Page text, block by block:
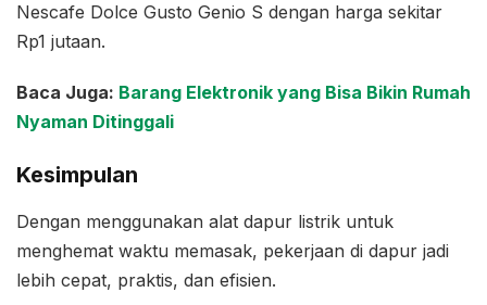
Nescafe Dolce Gusto Genio S dengan harga sekitar
Rp1 jutaan.
Baca Juga: Barang Elektronik yang Bisa Bikin Rumah
Nyaman Ditinggali
Kesimpulan
Dengan menggunakan alat dapur listrik untuk
menghemat waktu memasak, pekerjaan di dapur jadi
lebih cepat, praktis, dan efisien.